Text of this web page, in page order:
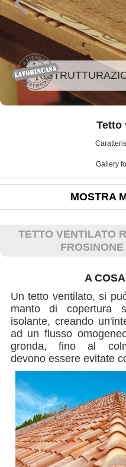
VENTILATO
Tetto
Gallery
MOSTRA
TETTO VENTILATO
A
Un tetto ventilato, si
manto di copertura
isolante, creando
ad un flusso
gronda, fino al
devono essere evitate